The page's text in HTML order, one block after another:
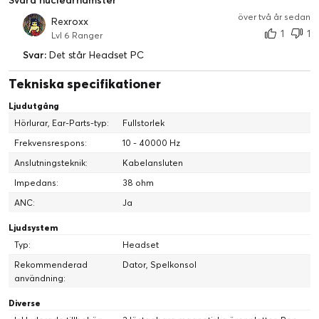
Nova Pro
Acoustic System
Rexroxx
Lvl 6 Ranger
över två år sedan
1
1
Svar: Det står Headset PC
Tekniska specifikationer
Ljudutgång
Hörlurar, Ear-Parts-typ:
Fullstorlek
Frekvensrespons:
10 - 40000 Hz
Anslutningsteknik:
Kabelansluten
Impedans:
38 ohm
ANC:
Ja
Ljudsystem
Typ:
Headset
Rekommenderad
användning:
Dator, Spelkonsol
Diverse